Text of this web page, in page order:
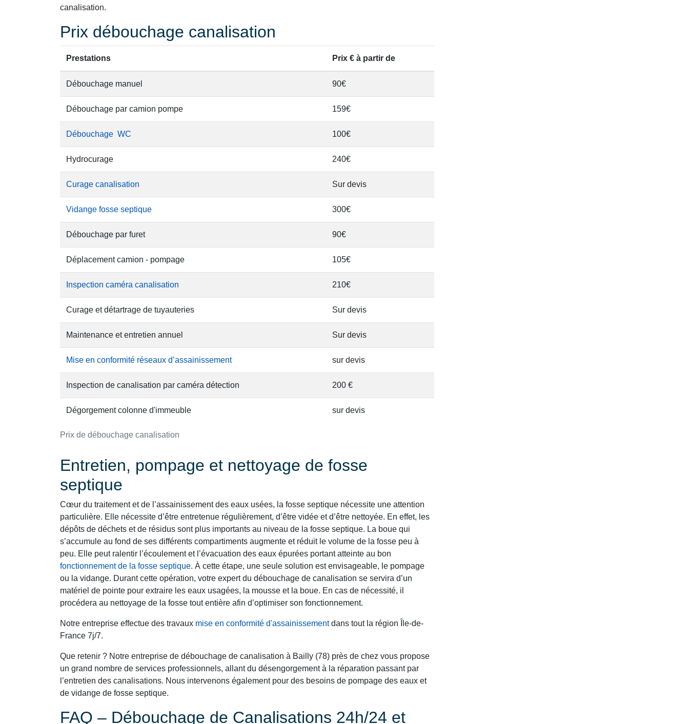
canalisation.
Prix débouchage canalisation
Prix de débouchage canalisation
Prestations Prix € à partir de
Débouchage manuel 90€
Débouchage par camion pompe 159€
Débouchage WC 100€
Hydrocurage 240€
Curage canalisation Sur devis
Vidange fosse septique 300€
Débouchage par furet 90€
Déplacement camion - pompage 105€
Inspection caméra canalisation 210€
Curage et détartrage de tuyauteries Sur devis
Maintenance et entretien annuel Sur devis
Mise en conformité réseaux d’assainissement sur devis
Inspection de canalisation par caméra détection 200 €
Dégorgement colonne d'immeuble sur devis
Entretien, pompage et nettoyage de fosse
septique
Cœur du traitement et de l’assainissement des eaux usées, la fosse septique nécessite une attention
particulière. Elle nécessite d’être entretenue régulièrement, d’être vidée et d’être nettoyée. En effet, les
dépôts de déchets et de résidus sont plus importants au niveau de la fosse septique. La boue qui
s’accumule au fond de ses différents compartiments augmente et réduit le volume de la fosse peu à
peu. Elle peut ralentir l’écoulement et l’évacuation des eaux épurées portant atteinte au bon
fonctionnement de la fosse septique. À cette étape, une seule solution est envisageable, le pompage
ou la vidange. Durant cette opération, votre expert du débouchage de canalisation se servira d’un
matériel de pointe pour extraire les eaux usagées, la mousse et la boue. En cas de nécessité, il
procédera au nettoyage de la fosse tout entière afin d’optimiser son fonctionnement.
Notre entreprise effectue des travaux mise en conformité d'assainissementdans tout la région Île-de-
France 7j/7.
Que retenir ? Notre entreprise de débouchage de canalisation à Bailly (78) près de chez vous propose
un grand nombre de services professionnels, allant du désengorgement à la réparation passant par
l’entretien des canalisations. Nous intervenons également pour des besoins de pompage des eaux et
de vidange de fosse septique.
FAQ – Débouchage de Canalisations 24h/24 et